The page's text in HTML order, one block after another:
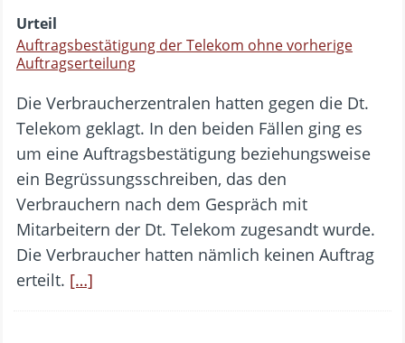
Urteil
Auftragsbestätigung der Telekom ohne vorherige
Auftragserteilung
Die Verbraucherzentralen hatten gegen die Dt.
Telekom geklagt. In den beiden Fällen ging es
um eine Auftragsbestätigung beziehungsweise
ein Begrüssungsschreiben, das den
Verbrauchern nach dem Gespräch mit
Mitarbeitern der Dt. Telekom zugesandt wurde.
Die Verbraucher hatten nämlich keinen Auftrag
erteilt. […]